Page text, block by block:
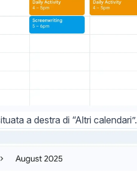
a destra di “Altri calendari”.